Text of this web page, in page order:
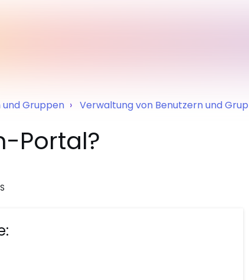
Gruppen Verwaltung von Benutzern und
Portal?